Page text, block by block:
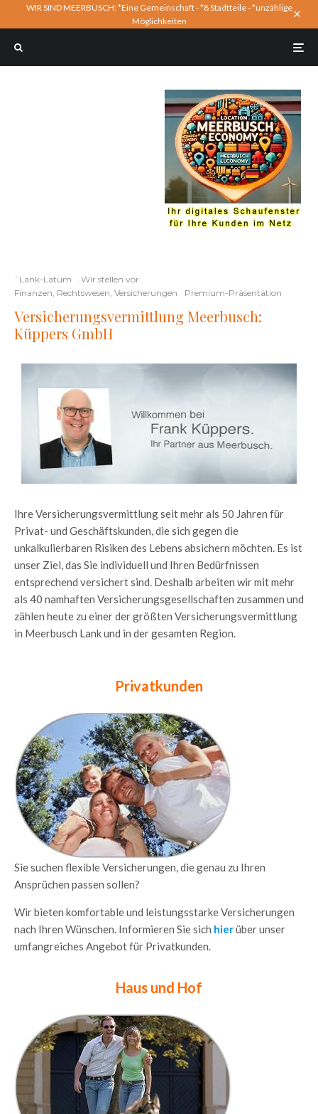
WIR SIND MEERBUSCH: *Eine Gemeinschaft - *8 Stadtteile - *unzählige
Möglichkeiten
`Lank-Latum
.Wir stellen vor
Finanzen, Rechtswesen, Versicherungen
Premium-Präsentation
Versicherungsvermittlung Meerbusch:
Küppers GmbH
Ihre Versicherungsvermittlung seit mehr als 50 Jahren für
Privat- und Geschäftskunden, die sich gegen die
unkalkulierbaren Risiken des Lebens absichern möchten. Es ist
unser Ziel, das Sie individuell und Ihren Bedürfnissen
entsprechend versichert sind. Deshalb arbeiten wir mit mehr
als 40 namhaften Versicherungsgesellschaften zusammen und
zählen heute zu einer der größten Versicherungsvermittlung
in Meerbusch Lank und in der gesamten Region.
Privatkunden
Sie suchen flexible Versicherungen, die genau zu Ihren
Ansprüchen passen sollen?
Wir bieten komfortable und leistungsstarke Versicherungen
nach Ihren Wünschen. Informieren Sie sich hierüber unser
umfangreiches Angebot für Privatkunden.
Haus und Hof